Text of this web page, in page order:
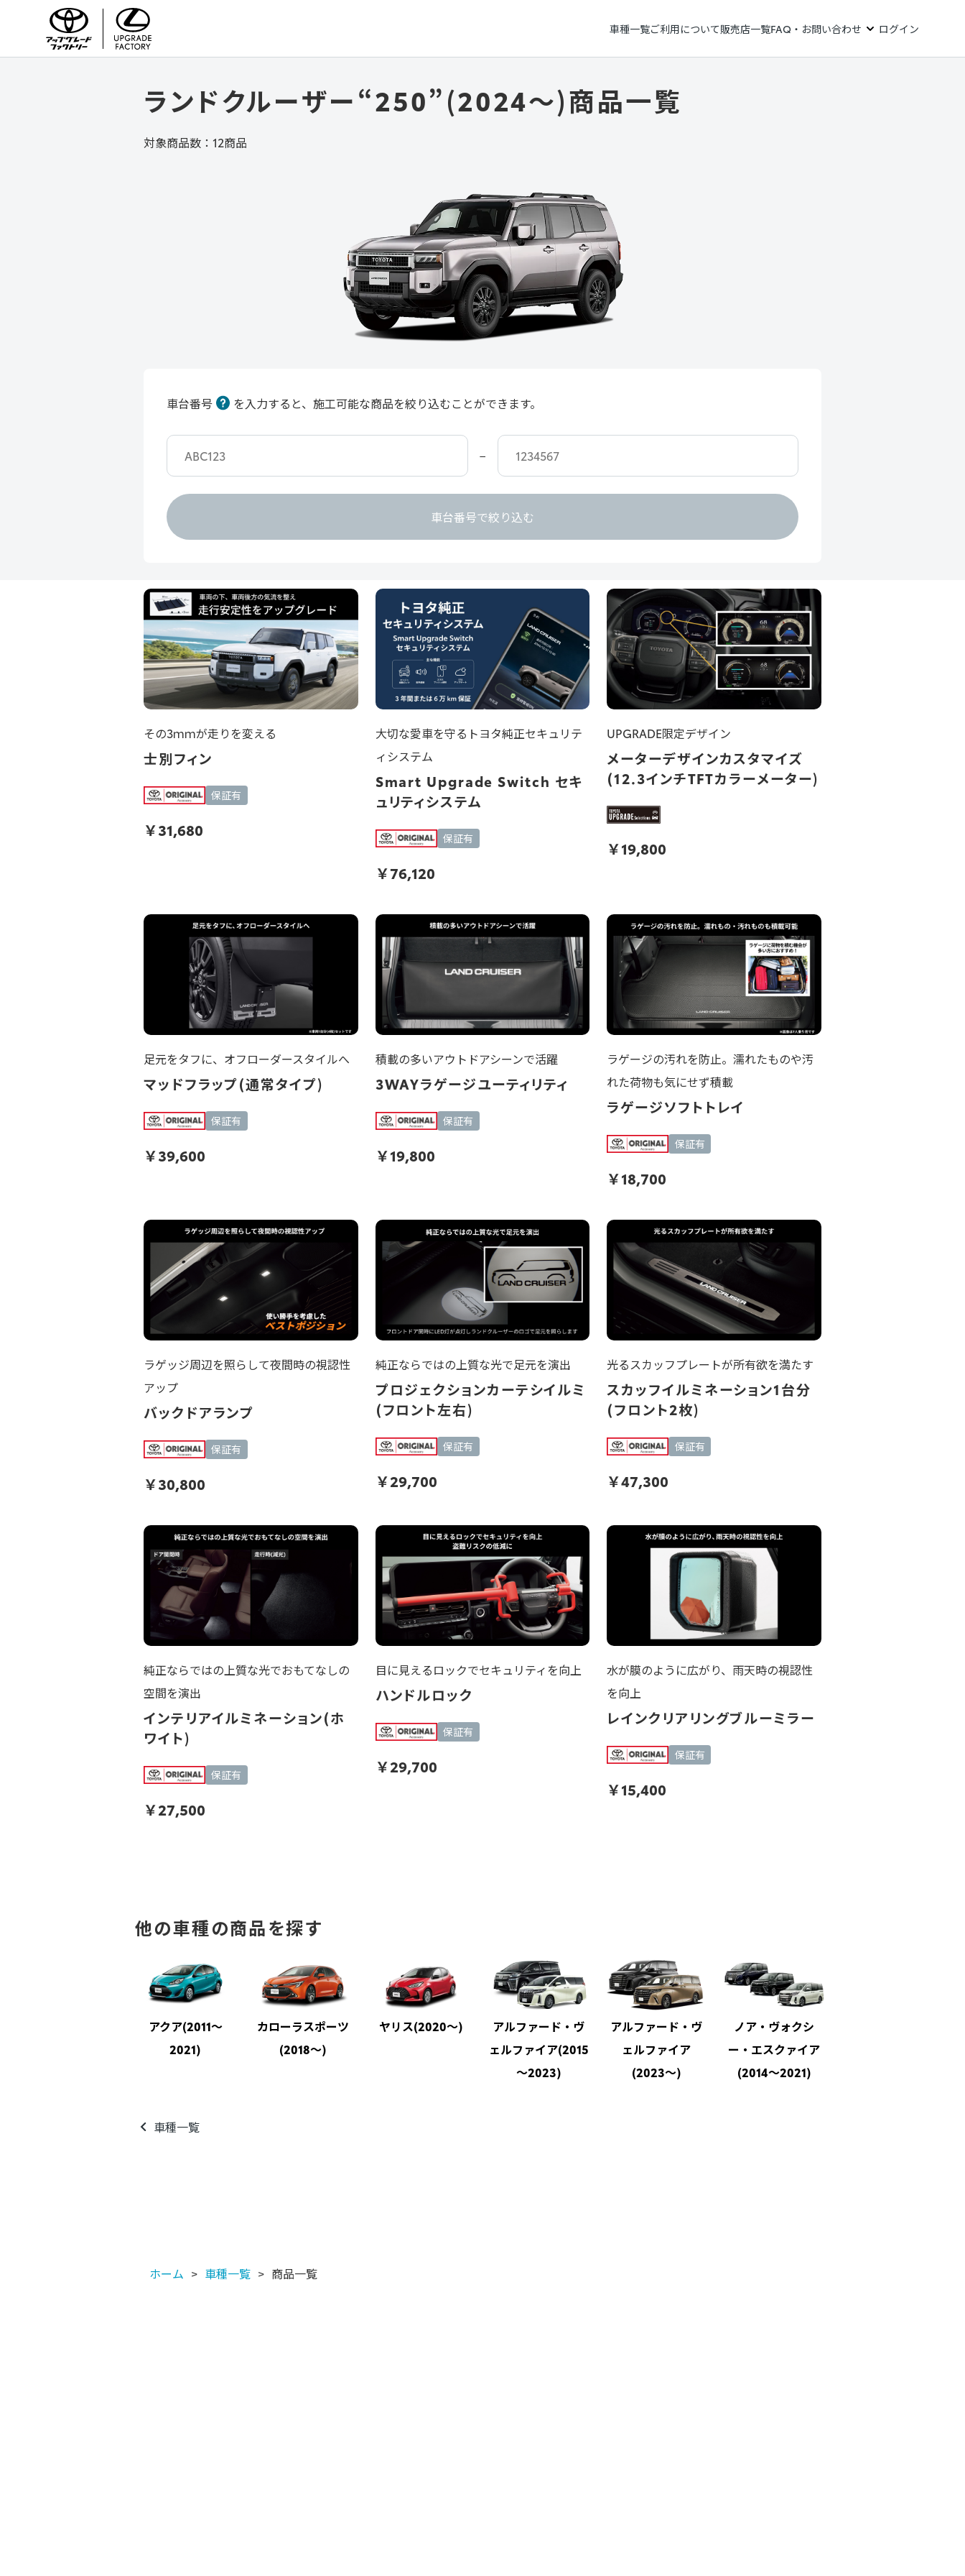
車種一覧ご利用について販売店一覧FAQ・お問い合わせ ログイン
ランドクルーザー“250”(2024～)商品一覧
対象商品数： 12商品
車台番号 を入力すると、施工可能な商品を絞り込むことができます。
−
車台番号で絞り込む
その3ｍｍが走りを変える
士別フィン
保証有
￥31,680
大切な愛車を守るトヨタ純正セキュリテ
ィシステム​
Smart Upgrade Switch セキ
ュリティシステム
保証有
￥76,120
UPGRADE限定デザイン
メーターデザインカスタマイズ
(12.3インチTFTカラーメーター)
￥19,800
足元をタフに、オフローダースタイルへ
マッドフラップ(通常タイプ)
保証有
￥39,600
積載の多いアウトドアシーンで活躍
3WAYラゲージユーティリティ
保証有
￥19,800
ラゲージの汚れを防止。濡れたものや汚
れた荷物も気にせず積載
ラゲージソフトトレイ
保証有
￥18,700
ラゲッジ周辺を照らして夜間時の視認性
アップ
バックドアランプ
保証有
￥30,800
純正ならではの上質な光で足元を演出
プロジェクションカーテシイルミ
(フロント左右)
保証有
￥29,700
光るスカッフプレートが所有欲を満たす
スカッフイルミネーション1台分
(フロント2枚)
保証有
￥47,300
純正ならではの上質な光でおもてなしの
空間を演出
インテリアイルミネーション(ホ
ワイト)
保証有
￥27,500
目に見えるロックでセキュリティを向上
ハンドルロック
保証有
￥29,700
水が膜のように広がり、雨天時の視認性
を向上
レインクリアリングブルーミラー
保証有
￥15,400
他の車種の商品を探す
アクア(2011～
2021)
カローラスポーツ
(2018～)
ヤリス(2020～)
アルファード・ヴ
ェルファイア(2015
～2023)
アルファード・ヴ
ェルファイア
(2023～)
ノア・ヴォクシ
ー・エスクァイア
(2014～2021)
車種一覧
ホーム 車種一覧 商品一覧
TOYOTA/LEXUS UPGRADE FACTORY